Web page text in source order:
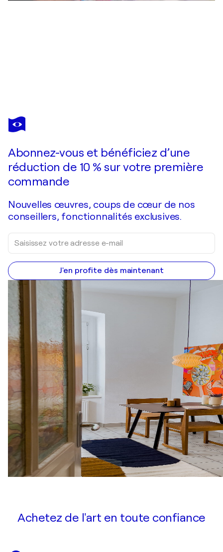
JEAN-
LOUIS
Je passe commande
Abonnez-vous et bénéficiez d’une
réduction de 10 % sur votre première
commande
Nouvelles œuvres, coups de cœur de nos
conseillers, fonctionnalités exclusives.
J'en profite dès maintenant
Achetez de l'art en toute confiance